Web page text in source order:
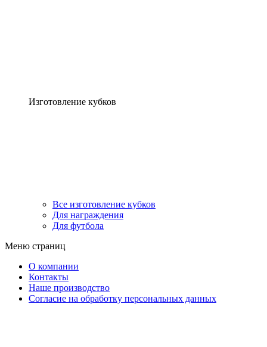
Изготовление кубков
Все изготовление кубков
Для награждения
Для футбола
Меню страниц
О компании
Контакты
Наше производство
Согласие на обработку персональных данных